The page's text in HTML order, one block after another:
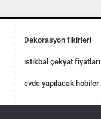
Dekorasyon fikirleri
istikbal çekyat fiyatları
evde yapılacak hobiler